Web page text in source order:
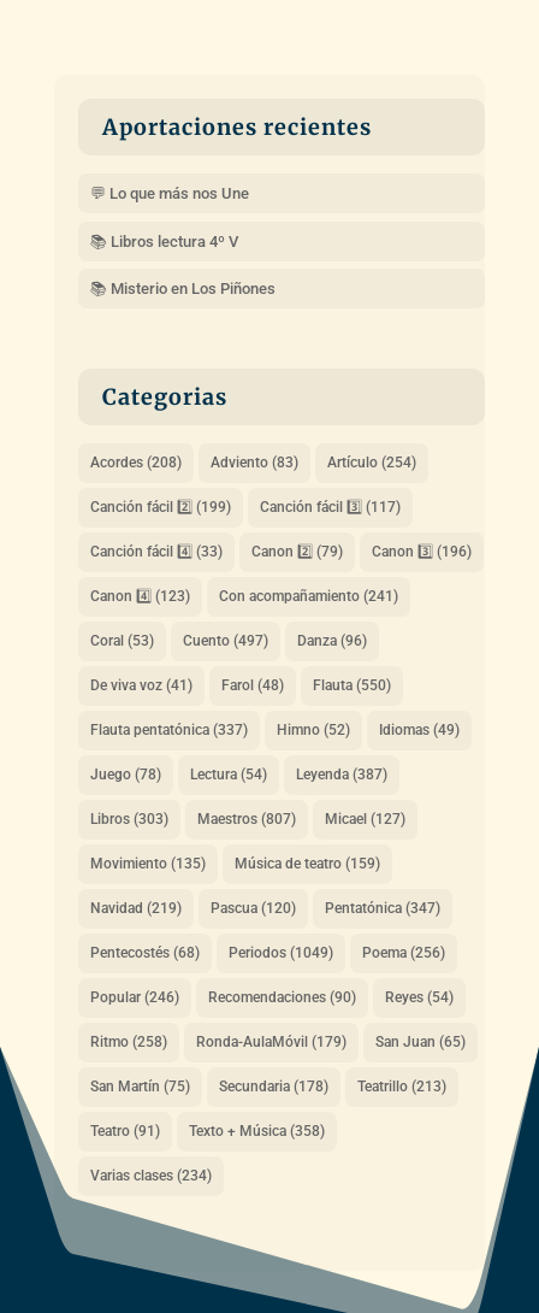
Aportaciones recientes
💬 Lo que más nos Une
📚 Libros lectura 4º V
📚 Misterio en Los Piñones
Categorias
Acordes(208) Adviento(83) Artículo(254)
Canción fácil 2️⃣ (199) Canción fácil 3️⃣ (117)
Canción fácil 4️⃣ (33) Canon 2️⃣ (79) Canon 3️⃣ (196)
Canon 4️⃣ (123) Con acompañamiento(241)
Coral (53) Cuento(497) Danza(96)
De viva voz(41) Farol (48) Flauta(550)
Flauta pentatónica(337) Himno(52) Idiomas(49)
Juego(78) Lectura(54) Leyenda(387)
Libros(303) Maestros(807) Micael (127)
Movimiento(135) Música de teatro(159)
Navidad (219) Pascua(120) Pentatónica(347)
Pentecostés(68) Periodos(1049) Poema(256)
Popular(246) Recomendaciones(90) Reyes(54)
Ritmo(258) Ronda-AulaMóvil (179) San Juan (65)
San Martín (75) Secundaria(178) Teatrillo(213)
Teatro(91) Texto + Música(358)
Varias clases(234)